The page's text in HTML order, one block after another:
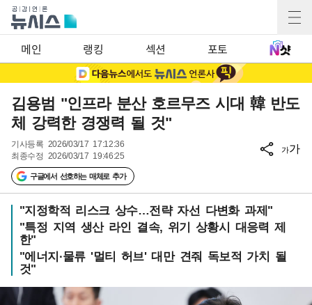
메인 랭킹 섹션 포토
김용범 "인프라 분산 호르무즈 시대 韓 반도
체 강력한 경쟁력 될 것"
기사등록 2026/03/17 17:12:36
최종수정 2026/03/17 19:46:25
구글에서 선호하는 매체로 추가
가가
"지정학적 리스크 상수…전략 자선 다변화 과제"
"특정 지역 생산 라인 결속, 위기 상황시 대응력 제
한"
"에너지·물류 '멀티 허브' 대만 견줘 독보적 가치 될
것"